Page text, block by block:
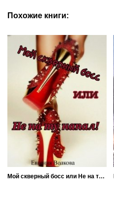
Похожие книги:
Мой скверный босс или Не на ту напал!